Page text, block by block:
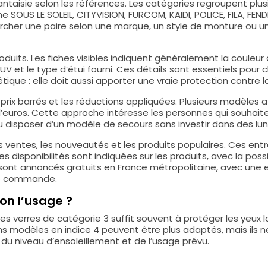
selon les références. Les catégories regroupent
LE SOLEIL, CITYVISION, FURCOM, KAIDI, POLICE, FILA,
une paire selon une marque, un style de monture ou
Les fiches visibles indiquent généralement la couleur
et le type d’étui fourni. Ces détails sont essentiels pour
: elle doit aussi apporter une vraie protection contre
barrés et les réductions appliquées. Plusieurs modèles
Cette approche intéresse les personnes qui
d’un modèle de secours sans investir dans des
les nouveautés et les produits populaires. Ces
disponibilités sont indiquées sur les produits, avec la
annoncés gratuits en France métropolitaine, avec une
commande.
l’usage ?
verres de catégorie 3 suffit souvent à protéger les yeux
modèles en indice 4 peuvent être plus adaptés, mais ils
niveau d’ensoleillement et de l’usage prévu.